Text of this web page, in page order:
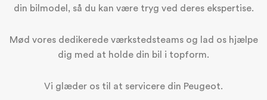
din bilmodel, så du kan være tryg ved deres ekspertise.
Mød vores dedikerede værkstedsteams og lad os hjælpe
dig med at holde din bil i topform.
Vi glæder os til at servicere din Peugeot.